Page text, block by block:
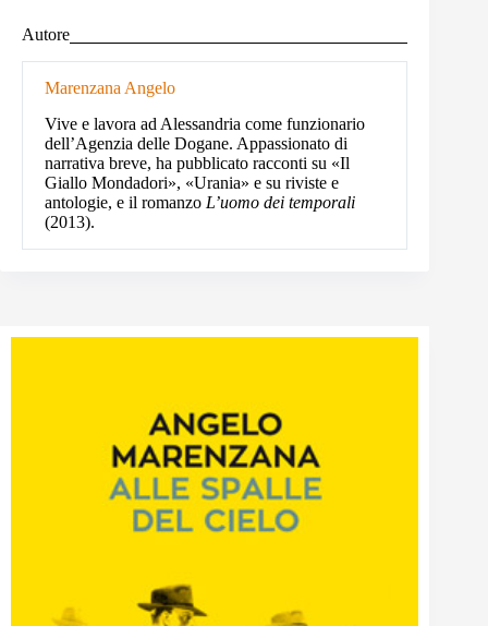
Autore
Marenzana Angelo
Vive e lavora ad Alessandria come funzionario
dell’Agenzia delle Dogane. Appassionato di
narrativa breve, ha pubblicato racconti su «Il
Giallo Mondadori», «Urania» e su riviste e
antologie, e il romanzo L’uomo dei temporali
(2013).